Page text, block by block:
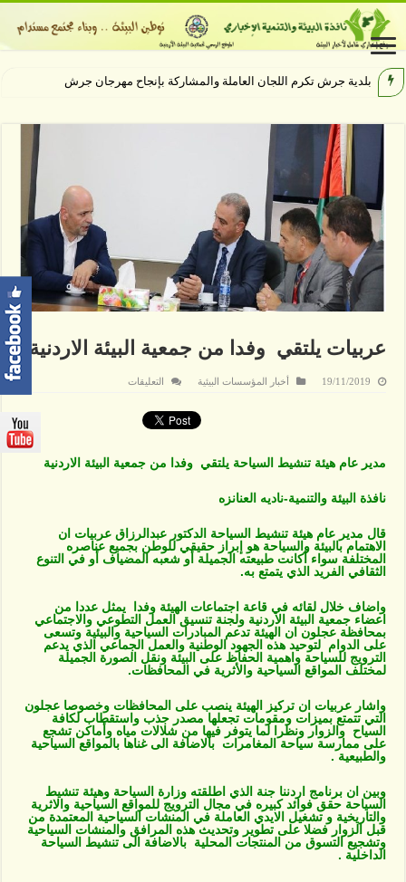
بلدية جرش تكرم اللجان العاملة والمشاركة بإنجاح مهرجان جرش 40
عربيات يلتقي وفدا من جمعية البيئة الاردنية
19/11/2019 أخبار المؤسسات البيئية التعليقات
الاردنية
مدير عام هيئة تنشيط السياحة يلتقي وفدا من جمعية البيئة الاردنية
نافذة البيئة والتنمية-ناديه العنانزه
قال مدير عام هيئة تنشيط السياحة الدكتور عبدالرزاق عربيات ان
الاهتمام بالبيئة والسياحة هو إبراز حقيقي للوطن بجميع عناصره
المختلفة سواء أكانت طبيعته الجميلة أو شعبه المضياف أو في التنوع
الثقافي الفريد الذي يتمتع به.
واضاف خلال لقائه في قاعة اجتماعات الهيئة وفدا يمثل عددا من
اعضاء جمعية البيئة الاردنية ولجنة تنسيق العمل التطوعي والاجتماعي
بمحافظة عجلون ان الهيئة تدعم المبادرات السياحية والبيئية وتسعى
على الدوام لتوحيد هذه الجهود الوطنية والعمل الجماعي الذي يدعم
الترويج للسياحة واهمية الحفاظ على البيئة ونقل الصورة الجميلة
لمختلف المواقع السياحية والأثرية في المحافظات.
واشار عربيات ان تركيز الهيئة ينصب على المحافظات وخصوصا عجلون
التي تتمتع بميزات ومقومات تجعلها مصدر جذب واستقطاب لكافة
السياح والزوار ونظرا لما يتوفر فيها من شلالات مياه وأماكن تشجع
على ممارسة سياحة المغامرات بالاضافة الى غناها بالمواقع السياحية
والطبيعية .
وبين ان برنامج اردننا جنة الذي اطلقته وزارة السياحة وهيئة تنشيط
السياحة حقق فوائد كبيره في مجال الترويج للمواقع السياحية والاثرية
والتاريخية و تشغيل الايدي العاملة في المنشات السياحية المعتمدة من
قبل الزوار فضلا على تطوير وتحديث هذه المرافق والمنشات السياحية
وتشجيع التسوق من المنتجات المحلية بالاضافة الى تنشيط السياحة
الداخلية .